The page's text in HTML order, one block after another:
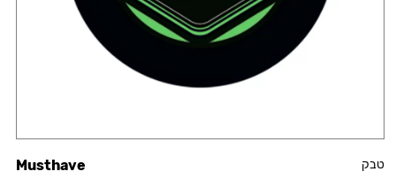
טבק Musthave